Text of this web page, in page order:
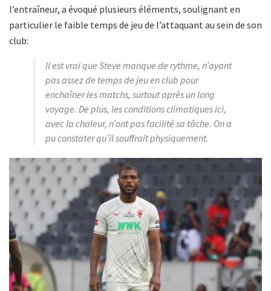
l’entraîneur, a évoqué plusieurs éléments, soulignant en
particulier le faible temps de jeu de l’attaquant au sein de son
club:
Il est vrai que Steve manque de rythme, n’ayant
pas assez de temps de jeu en club pour
enchaîner les matchs, surtout après un long
voyage. De plus, les conditions climatiques ici,
avec la chaleur, n’ont pas facilité sa tâche. On a
pu constater qu’il souffrait physiquement.